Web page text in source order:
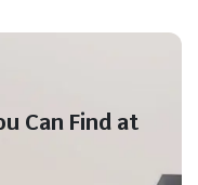
Can Find at